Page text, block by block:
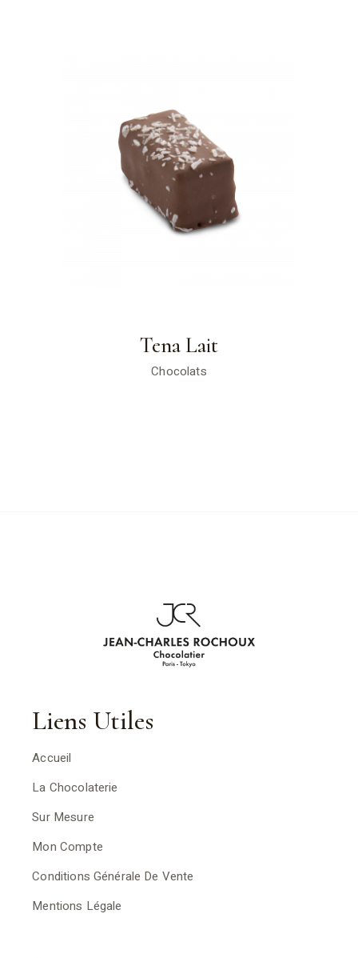
Tena Lait
Chocolats
Liens Utiles
Accueil
La Chocolaterie
Sur Mesure
Mon Compte
Conditions Générale De Vente
Mentions Légale